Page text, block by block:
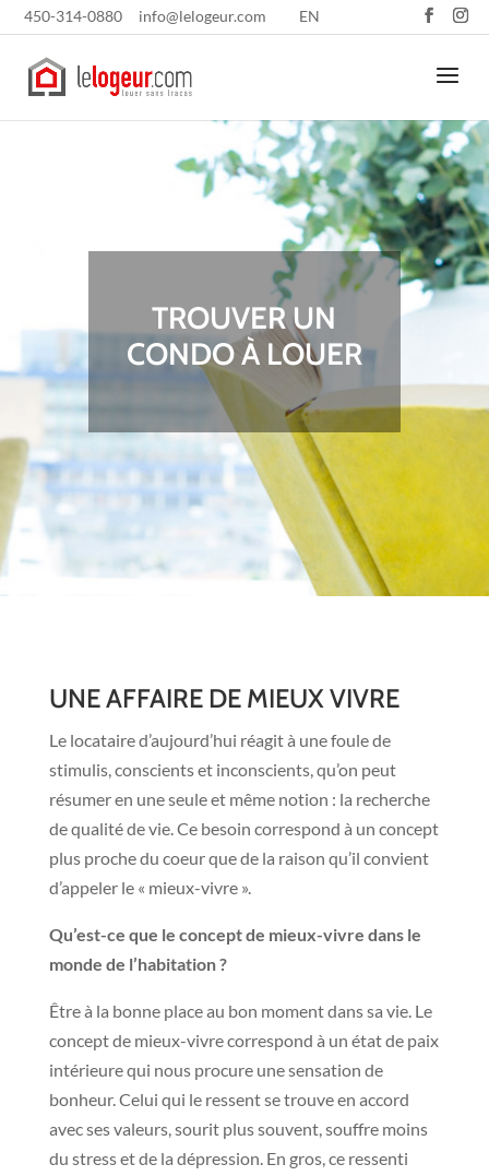
450-314-0880 info@lelogeur.com EN
TROUVER UN
CONDO À LOUER
UNE AFFAIRE DE MIEUX VIVRE
Le locataire d’aujourd’hui réagit à une foule de
stimulis, conscients et inconscients, qu’on peut
résumer en une seule et même notion : la recherche
de qualité de vie. Ce besoin correspond à un concept
plus proche du coeur que de la raison qu’il convient
d’appeler le « mieux-vivre ».
Qu’est-ce que le concept de mieux-vivre dans le
monde de l’habitation ?
Être à la bonne place au bon moment dans sa vie. Le
concept de mieux-vivre correspond à un état de paix
intérieure qui nous procure une sensation de
bonheur. Celui qui le ressent se trouve en accord
avec ses valeurs, sourit plus souvent, souffre moins
du stress et de la dépression. En gros, ce ressenti